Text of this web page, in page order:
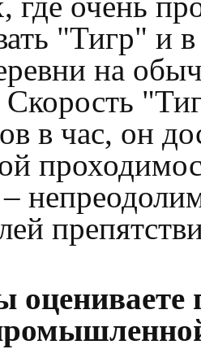
"Тигр" и
на
Скорость
в час, он
–